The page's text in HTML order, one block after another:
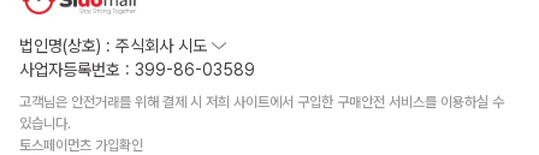
법인명(상호) : 주식회사 시도
사업자등록번호 : 399-86-03589
고객님은 안전거래를 위해 결제 시 저희 사이트에서 구입한 구매안전 서비스를 이용하실 수
있습니다.
토스페이먼츠 가입확인